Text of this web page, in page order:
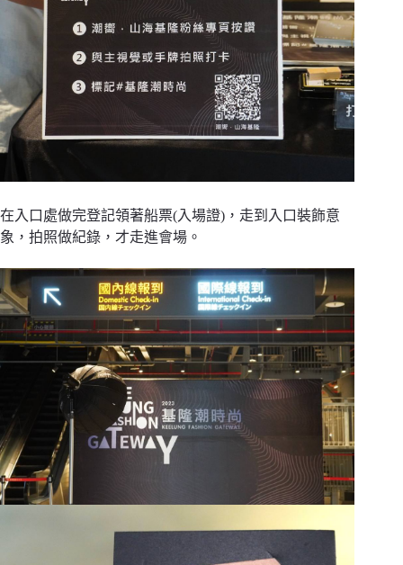
在入口處做完登記領著船票(入場證)，走到入口裝飾意
象，拍照做紀錄，才走進會場。